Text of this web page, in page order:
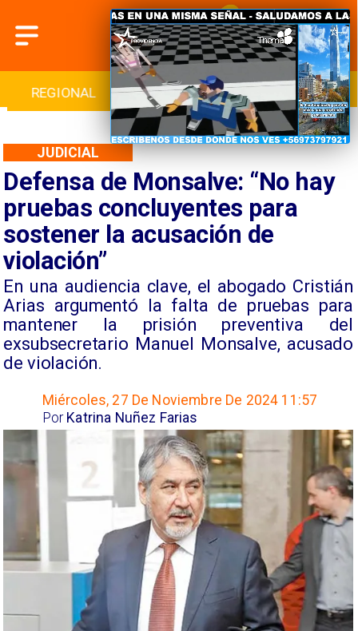
INTERNACIONAL DEPORTES CULTURA
Defensa de Monsalve: “No hay
pruebas concluyentes para
sostener la acusación de
violación”
​En una audiencia clave, el abogado Cristián
Arias argumentó la falta de pruebas para
mantener la prisión preventiva del
exsubsecretario Manuel Monsalve, acusado
de violación.
JUDICIAL
Miércoles, 27 De Noviembre De 2024 11:57
Katrina Nuñez Farias
Por